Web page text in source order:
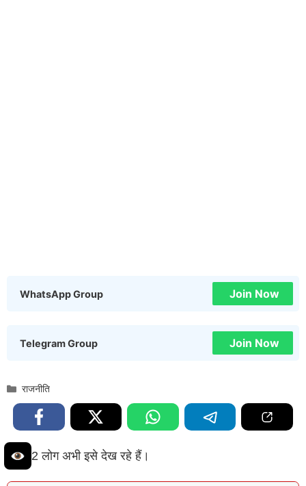
WhatsApp Group Join Now
Telegram Group Join Now
Categories
राजनीति
2 लोग अभी इसे देख रहे हैं।